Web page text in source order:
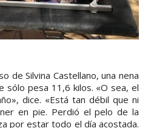
de Silvina Castellano, una nena
sólo pesa 11,6 kilos. «O sea, el
dice. «Está tan débil que ni
en pie. Perdió el pelo de la
por estar todo el día acostada.